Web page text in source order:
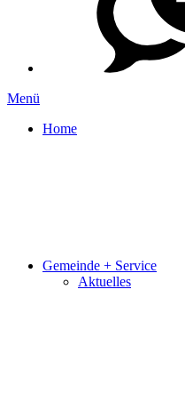
Menü
Home
Gemeinde + Service
Aktuelles